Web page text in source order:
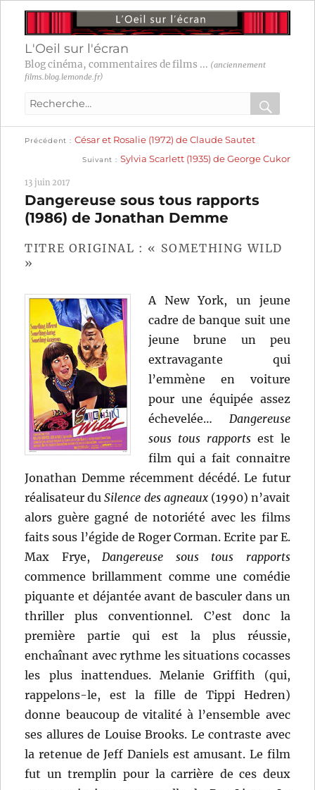
L'Oeil sur l'écran
Blog cinéma, commentaires de films ... (anciennement
films.blog.lemonde.fr)
Recherche
:
OK
Navigation
l’article
Précédent
précédente :
César et Rosalie (1972) de Claude Sautet
Suivant
suivante :
Sylvia Scarlett (1935) de George Cukor
13 juin 2017
Dangereuse sous tous rapports
(1986) de Jonathan Demme
TITRE ORIGINAL : « SOMETHING WILD
»
A New York, un jeune
cadre de banque suit une
jeune brune un peu
extravagante qui
l’emmène en voiture
pour une équipée assez
échevelée… Dangereuse
sous tous rapportsest le
film qui a fait connaitre
Jonathan Demme récemment décédé. Le futur
réalisateur duSilence des agneaux(1990) n’avait
alors guère gagné de notoriété avec les films
faits sous l’égide de Roger Corman. Ecrite par E.
Max Frye,Dangereuse sous tous rapports
commence brillamment comme une comédie
piquante et déjantée avant de basculer dans un
thriller plus conventionnel. C’est donc la
première partie qui est la plus réussie,
enchaînant avec rythme les situations cocasses
les plus inattendues. Melanie Griffith (qui,
rappelons-le, est la fille de Tippi Hedren)
donne beaucoup de vitalité à l’ensemble avec
ses allures de Louise Brooks. Le contraste avec
la retenue de Jeff Daniels est amusant. Le film
fut un tremplin pour la carrière de ces deux